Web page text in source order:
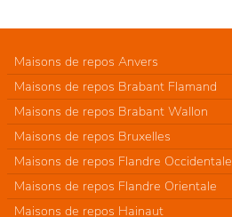
Maisons de repos Anvers
Maisons de repos Brabant Flamand
Maisons de repos Brabant Wallon
Maisons de repos Bruxelles
Maisons de repos Flandre Occidentale
Maisons de repos Flandre Orientale
Maisons de repos Hainaut